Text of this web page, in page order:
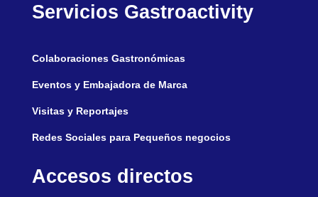
Servicios Gastroactivity
Colaboraciones Gastronómicas
Eventos y Embajadora de Marca
Visitas y Reportajes
Redes Sociales para Pequeños negocios
Accesos directos